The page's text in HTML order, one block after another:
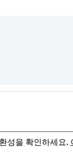
성을 확인하세요.